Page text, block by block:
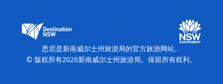
新南威尔士州旅游局媒体中心
缤纷悉尼灯光音乐节
悉尼是新南威尔士州旅游局的官方旅游网站。
© 版权所有2026新南威尔士州旅游局。保留所有权利。